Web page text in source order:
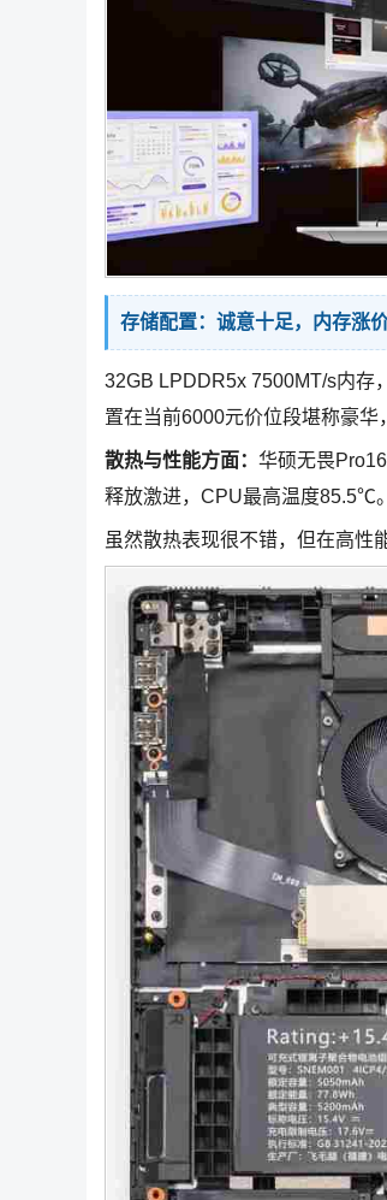
存储配置：诚意十足，内存涨
32GB LPDDR5x 7500MT/s内存
置在当前6000元价位段堪称豪华
散热与性能方面： 华硕无畏
释放激进，CPU最高温度85.5℃
虽然散热表现很不错，但在高性